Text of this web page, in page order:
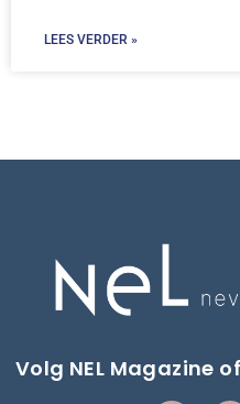
LEES VERDER »
Volg NEL Magazine